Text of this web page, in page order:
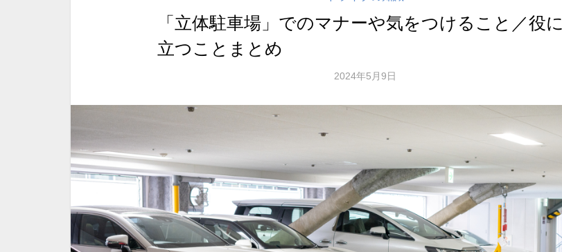
「立体駐車場」でのマナーや気をつけること／役に
立つことまとめ
2024年5月9日